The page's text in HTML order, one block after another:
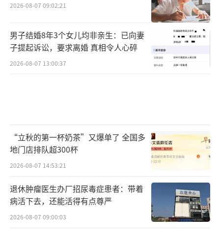
2026-08-07 09:02:21
男子结婚8年3个女儿均非亲生：已向妻
子提起诉讼，要求离婚 真相令人心碎
2026-08-07 13:00:37
“立秋的第一杯奶茶”又爆单了 全国多
地门店排队超300杯
2026-08-07 14:53:21
退休肿瘤医生办厂招尿毒症患者：带着
病活下去，还能活得有点尊严
2026-08-07 09:00:03